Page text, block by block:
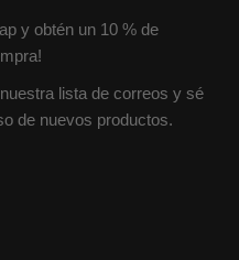
y obtén un 10 % de
lista de correos y sé
de nuevos productos.